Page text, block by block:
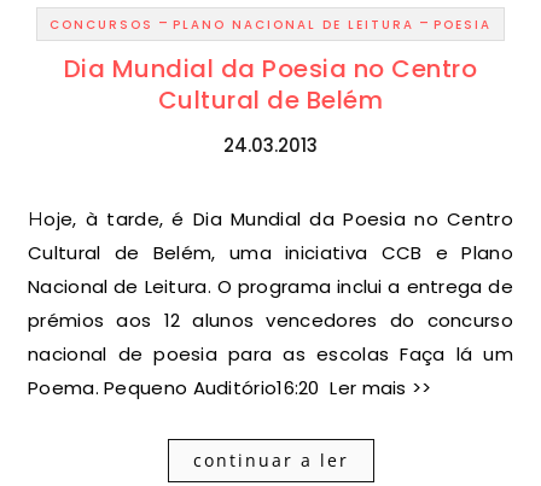
CONCURSOS - PLANO NACIONAL DE LEITURA - POESIA
Dia Mundial da Poesia no Centro
Cultural de Belém
24.03.2013
Hoje, à tarde, é Dia Mundial da Poesia no Centro
Cultural de Belém, uma iniciativa CCB e Plano
Nacional de Leitura. O programa inclui a entrega de
prémios aos 12 alunos vencedores do concurso
nacional de poesia para as escolas Faça lá um
Poema. Pequeno Auditório16:20 Ler mais >>
continuar a ler